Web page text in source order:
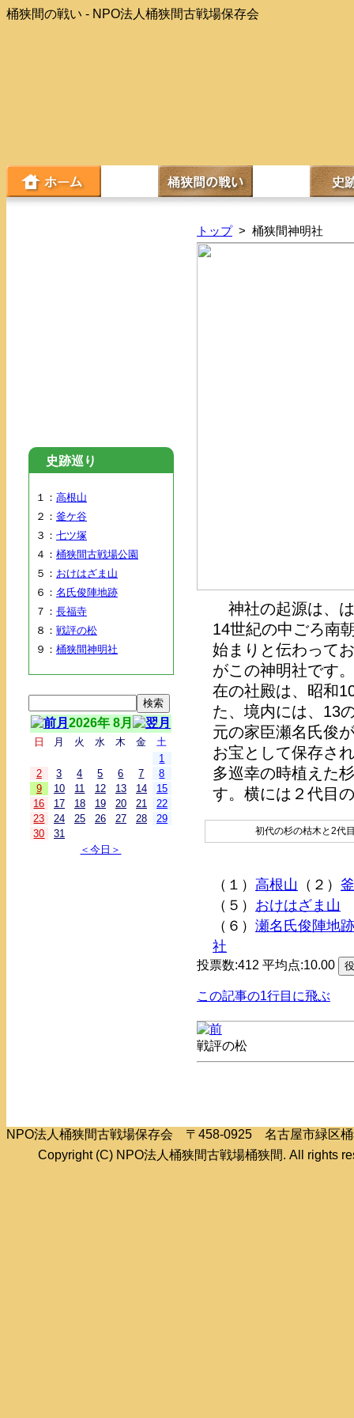
桶狭間の戦い - NPO法人桶狭間古戦場保存会
史跡巡り
１： 高根山
２： 釜ケ谷
３： 七ツ塚
４： 桶狭間古戦場公園
５： おけはざま山
６： 名氏俊陣地跡
７： 長福寺
８： 戦評の松
９： 桶狭間神明社
2026年 8月
日 月 火 水 木 金
土
1
2
3 4 5 6 7
8
9
10 11 12 13 14
15
16
17 18 19 20 21
22
23
24 25 26 27 28
29
30
31
＜今日＞
トップ> 桶狭間神明社
神社の起源は、
14世紀の中ごろ南
始まりと伝わって
がこの神明社です
在の社殿は、昭和
た、境内には、13
元の家臣瀬名氏俊
お宝として保存さ
多巡幸の時植えた
す。横には２代目
初代の杉の枯木と2代
（１） 高根山 （２）
（５） おけはざま山
（６） 瀬名氏俊陣地跡
社
投票数:412 平均点:10.00
この記事の1行目に飛ぶ
戦評の松
NPO法人桶狭間古戦場保存会 〒458-0925 名古屋市緑区
Copyright (C) NPO法人桶狭間古戦場桶狭間. All rights